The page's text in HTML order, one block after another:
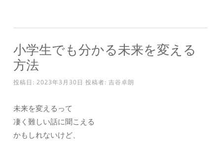
小学生でも分かる未来を変える
方法
投稿日: 2023年3月30日 投稿者: 吉谷卓朗
未来を変えるって
凄く難しい話に聞こえる
かもしれないけど、